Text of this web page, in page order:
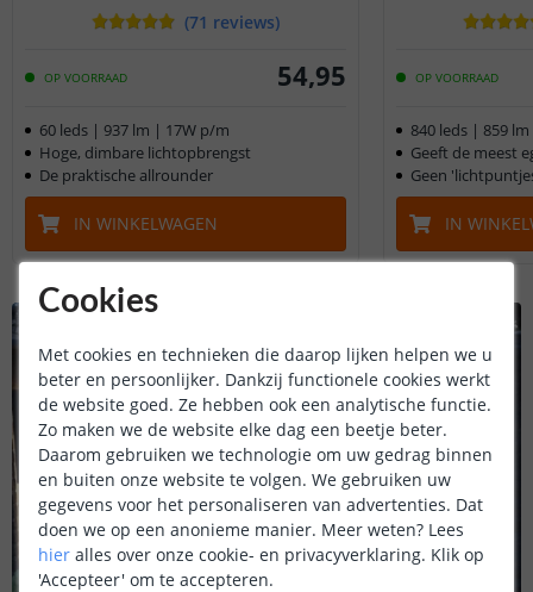
(71 reviews)
OP VOORRAAD 54,95
60 leds | 937 lm | 17W p/m
Hoge, dimbare lichtopbrengst
De praktische allrounder
IN WINKELWAGEN
OP VOORRAAD
840 leds | 859
Geeft de meest
Geen
IN
Cookies
Met cookies en technieken die daarop lijken helpen we u
beter en persoonlijker. Dankzij functionele cookies werkt
de website goed. Ze hebben ook een analytische functie.
Zo maken we de website elke dag een beetje beter.
Daarom gebruiken we technologie om uw gedrag binnen
en buiten onze website te volgen. We gebruiken uw
gegevens voor het personaliseren van advertenties. Dat
doen we op een anonieme manier. Meer weten? Lees
hier alles over onze cookie- en privacyverklaring. Klik op
'Accepteer' om te accepteren.